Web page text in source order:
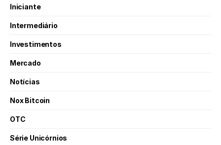
Iniciante
Intermediário
Investimentos
Mercado
Notícias
Nox Bitcoin
OTC
Série Unicórnios